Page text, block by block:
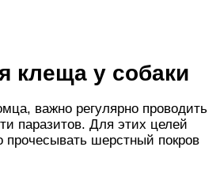
клеща у собаки
важно регулярно проводить
паразитов. Для этих целей
прочесывать шерстный покров